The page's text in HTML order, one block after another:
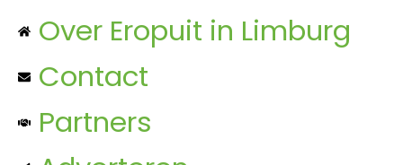
Over Eropuit in Limburg
Contact
Partners